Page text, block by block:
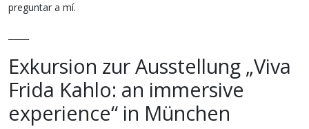
preguntar a mí.
Exkursion zur Ausstellung „Viva
Frida Kahlo: an immersive
experience“ in München